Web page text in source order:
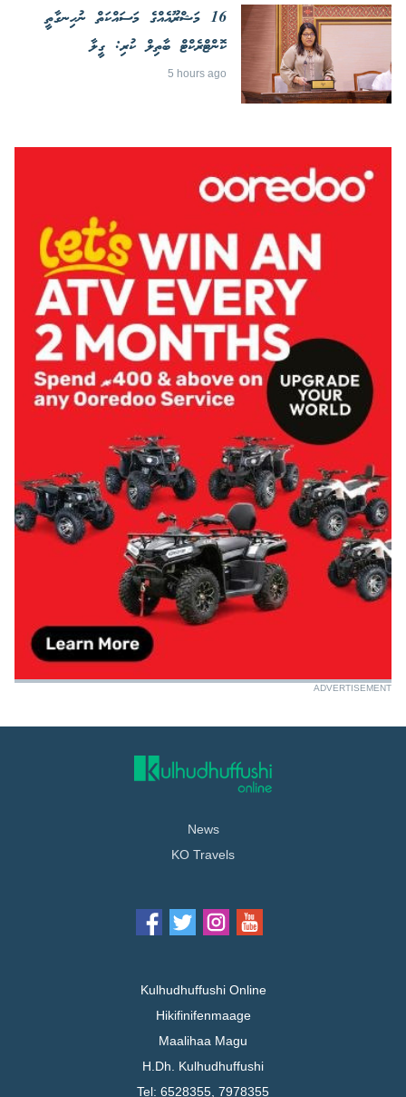
16 މަޝްރޫއެއްގެ މަސައްކަތް ނުހިނގާތީ
ކޮންޓްރެކްޓް ބާތިލް ކުރި: ގީލާ
5 hours ago
ADVERTISEMENT
News
KO Travels
Kulhudhuffushi Online
Hikifinifenmaage
Maalihaa Magu
H.Dh. Kulhudhuffushi
Tel: 6528355, 7978355